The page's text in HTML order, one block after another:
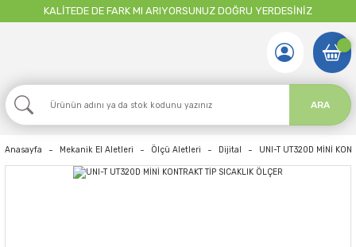
KALİTEDE DE FARK MI ARIYORSUNUZ DOĞRU YERDESİNİZ
ARA
Anasayfa Mekanik El Aletleri Ölçü Aletleri Dijital UNI-T UT320D MİNİ